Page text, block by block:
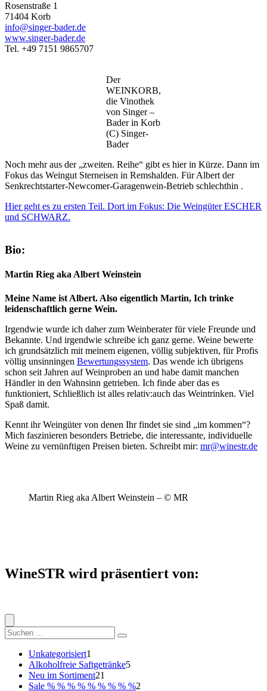
Rosenstraße 1
71404 Korb
info@singer-bader.de
www.singer-bader.de
Tel. +49 7151 9865707
Der
WEINKORB,
die Vinothek
von Singer –
Bader in Korb
(C) Singer-
Bader
Noch mehr aus der „zweiten. Reihe“ gibt es hier in Kürze. Dann im
Fokus das Weingut Sterneisen in Remshalden. Für Albert der
Senkrechtstarter-Newcomer-Garagenwein-Betrieb schlechthin .
Hier geht es zu ersten Teil. Dort im Fokus: Die Weingüter ESCHER
und SCHWARZ.
Bio:
Martin Rieg aka Albert Weinstein
Meine Name ist Albert. Also eigentlich Martin, Ich trinke
leidenschaftlich gerne Wein.
Irgendwie wurde ich daher zum Weinberater für viele Freunde und
Bekannte. Und irgendwie schreibe ich ganz gerne. Weine bewerte
ich grundsätzlich mit meinem eigenen, völlig subjektiven, für Profis
völlig unsinningen Bewertungssystem. Das wende ich übrigens
schon seit Jahren auf Weinproben an und habe damit manchen
Händler in den Wahnsinn getrieben. Ich finde aber das es
funktioniert, Schließlich ist alles relativ:auch das Weintrinken. Viel
Spaß damit.
Kennt ihr Weingüter von denen Ihr findet sie sind „im kommen“?
Mich faszinieren besonders Betriebe, die interessante, individuelle
Weine zu vernünftigen Preisen bieten. Schreibt mir: mr@winestr.de
Martin Rieg aka Albert Weinstein – © MR
WineSTR wird präsentiert von:
Suche
nach:
Unkategorisiert1
Produkt
Alkoholfreie Saftgetränke55
Neu im Sortiment21
Produkte
Sale % % % % % % % % %2